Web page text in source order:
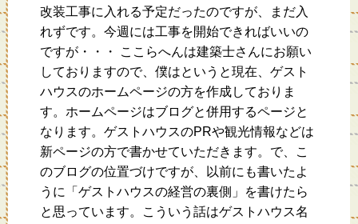
改装工事に入れる予定だったのですが、まだ入
れずです。今週には工事を開始できればいいの
ですが・・・ ここらへんは建築士さんにお願い
しておりますので、僕はというと現在、ゲスト
ハウスのホームページの方を作成しておりま
す。ホームページはブログと併用するページと
なります。ゲストハウスのPRや観光情報などは
新ページの方で書かせていただきます。で、こ
のブログの位置づけですが、以前にも書いたよ
うに「ゲストハウスの経営の裏側」を書けたら
と思っています。こういう話はゲストハウス名